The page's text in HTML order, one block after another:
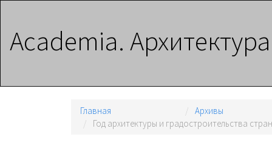
Основное
Academia.
Главная Архивы
Год архитектуры и градостроительства